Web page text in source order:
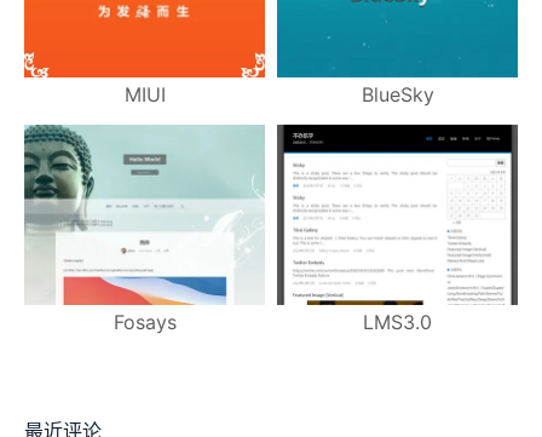
MIUI BlueSky
Fosays LMS3.0
最近评论